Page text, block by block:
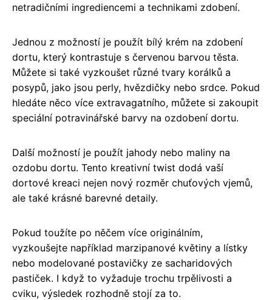
netradičními ingrediencemi a technikami zdobení.
Jednou z možností je použít bílý krém na zdobení
dortu, který kontrastuje s červenou barvou těsta.
Můžete si také vyzkoušet různé tvary korálků a
posypů, jako jsou perly, hvězdičky nebo srdce. Pokud
hledáte něco více extravagatního, můžete si zakoupit
speciální potravinářské barvy na ozdobení dortu.
Další možností je použít jahody nebo maliny na
ozdobu dortu. Tento kreativní twist dodá vaší
dortové kreaci nejen nový rozměr chuťových vjemů,
ale také krásné barevné detaily.
Pokud toužíte po něčem více originálním,
vyzkoušejte například marzipanové květiny a lístky
nebo modelované postavičky ze sacharidových
pastiček. I když to vyžaduje trochu trpělivosti a
cviku, výsledek rozhodně stojí za to.